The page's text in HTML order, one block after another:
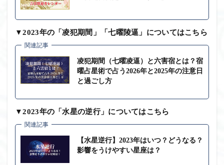
▼2023年の「凌犯期間」「七曜陵逼」についてはこちら
関連記事
凌犯期間（七曜凌逼）と六害宿とは？宿
曜占星術で占う2026年と2025年の注意日
と過ごし方
▼2023年の「水星の逆行」についてはこちら
関連記事
【水星逆行】2023年はいつ？どうなる？
影響をうけやすい星座は？